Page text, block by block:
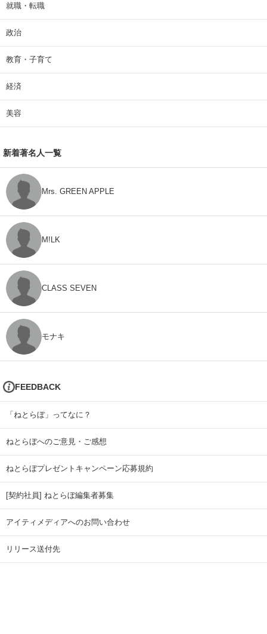
就職・転職
政治
教育・子育て
経済
美容
新着著名人一覧
Mrs. GREEN APPLE
M!LK
CLASS SEVEN
モナキ
FEEDBACK
「ねとらぼ」ってなに？
ねとらぼへのご意見・ご感想
ねとらぼプレゼントキャンペーン応募規約
[契約社員] ねとらぼ編集者募集
アイティメディアへのお問い合わせ
リリース送付先